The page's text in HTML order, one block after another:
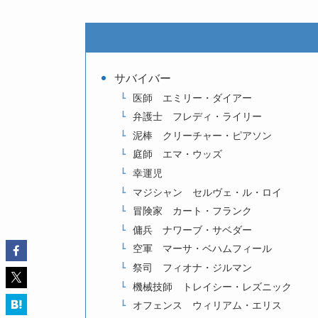
サバイバー
医師 エミリー・ダイアー
弁護士 フレディ・ライリー
泥棒 クリーチャー・ピアソン
庭師 エマ・ウッズ
幸運児
マジシャン セルヴェ・ル・ロイ
冒険家 カート・フランク
傭兵 ナワーブ・サベダー
空軍 マーサ・ベハムフィール
祭司 フィオナ・ジルマン
機械技師 トレイシー・レズニック
オフェンス ウィリアム・エリス